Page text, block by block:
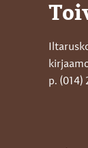
p. (014)